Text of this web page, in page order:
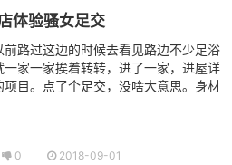
体验骚女足交
路过这边的时候去看见路边不少足浴
家一家挨着转转，进了一家，进屋详
目。点了个足交，没啥大意思。身材
0 2018-09-01